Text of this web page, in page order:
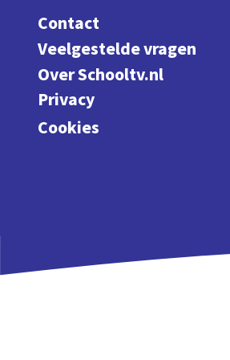
Contact
Veelgestelde vragen
Over Schooltv.nl
Privacy
Cookies